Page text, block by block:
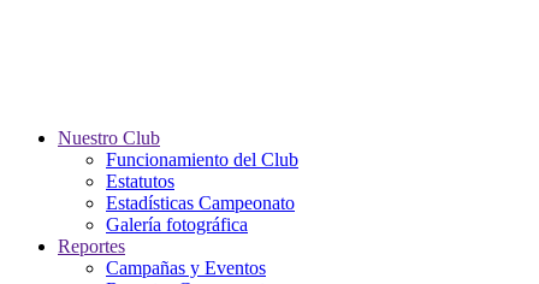
Nuestro Club
Funcionamiento del Club
Estatutos
Estadísticas Campeonato
Galería fotográfica
Reportes
Campañas y Eventos